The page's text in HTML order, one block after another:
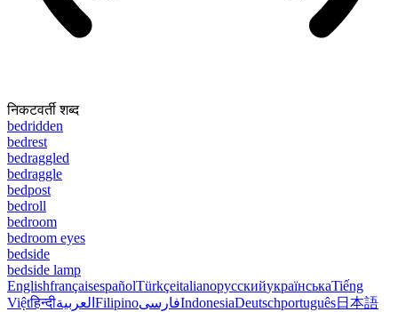
निकटवर्ती शब्द
bedridden
bedrest
bedraggled
bedraggle
bedpost
bedroll
bedroom
bedroom eyes
bedside
bedside lamp
EnglishfrançaisespañolTürkçeitalianoрусскийукраїнськаTiếng
Việtहिन्दीالعربية FilipinoفارسیIndonesiaDeutschportuguês日本語